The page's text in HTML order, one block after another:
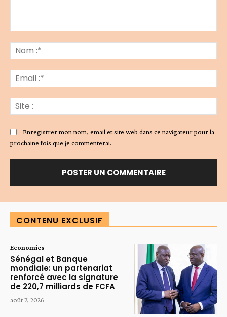
:*
:*
:
Enregistrer mon nom, email et site web dans ce navigateur pour la
prochaine fois que je commenterai.
CONTENU EXCLUSIF
Economies
Sénégal et Banque
mondiale: un partenariat
renforcé avec la signature
de 220,7 milliards de FCFA
août 7, 2026